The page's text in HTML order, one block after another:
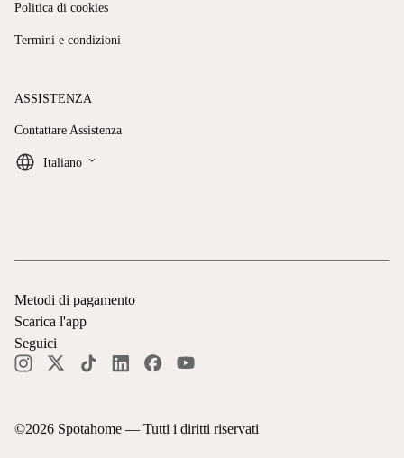
Politica di cookies
Termini e condizioni
ASSISTENZA
Contattare Assistenza
Italiano keyboard_arrow_down
©2026 Spotahome — Tutti i diritti riservati
Metodi di pagamento
Scarica l'app
Seguici